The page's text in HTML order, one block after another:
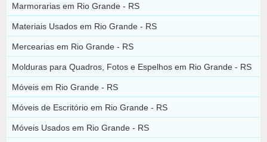
Marmorarias em Rio Grande - RS
Materiais Usados em Rio Grande - RS
Mercearias em Rio Grande - RS
Molduras para Quadros, Fotos e Espelhos em Rio Grande - RS
Móveis em Rio Grande - RS
Móveis de Escritório em Rio Grande - RS
Móveis Usados em Rio Grande - RS